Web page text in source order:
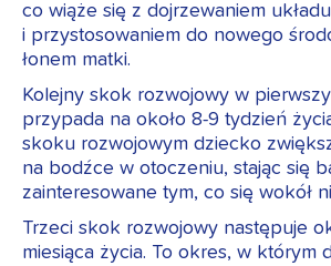
co wiąże się z dojrzewaniem
i przystosowaniem do nowego
łonem matki.
Kolejny skok rozwojowy w
przypada na około 8-9 tydzień
skoku rozwojowym dziecko
na bodźce w otoczeniu, stając się
zainteresowane tym, co się wokół
Trzeci skok rozwojowy następuje
miesiąca życia. To okres, w którym